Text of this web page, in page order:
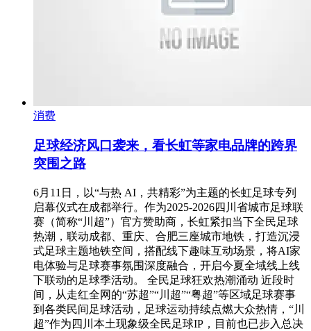
消费
足球经济风口袭来，看长虹等家电品牌的跨界
突围之路
6月11日，以“与热 AI，共精彩”为主题的长虹足球专列
启幕仪式在成都举行。作为2025-2026四川省城市足球联
赛（简称“川超”）官方赞助商，长虹紧扣当下全民足球
热潮，联动成都、重庆、合肥三座城市地铁，打造沉浸
式足球主题地铁空间，搭配线下趣味互动场景，将AI家
电体验与足球赛事氛围深度融合，开启今夏全域线上线
下联动的足球季活动。 全民足球狂欢热潮涌动 近段时
间，从走红全网的“苏超”“川超”“粤超”等区域足球赛事
到各类民间足球活动，足球运动持续点燃大众热情，“川
超”作为四川本土现象级全民足球IP，目前也已步入总决